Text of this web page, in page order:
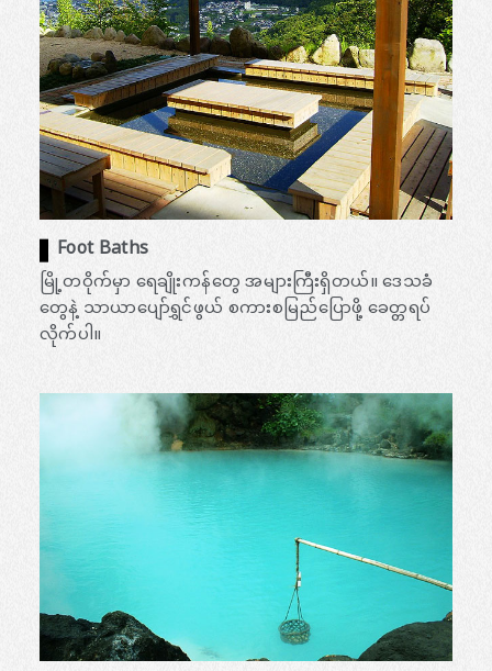
Foot Baths
မြို့တဝိုက်မှာ ရေချိုးကန်တွေ အများကြီးရှိတယ်။ ဒေသခံ
တွေနဲ့ သာယာပျော်ရွှင်ဖွယ် စကားစမြည်ပြောဖို့ ခေတ္တရပ်
လိုက်ပါ။